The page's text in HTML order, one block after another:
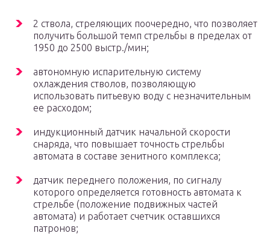
2 ствола, стреляющих поочередно, что позволяет
получить большой темп стрельбы в пределах от
1950 до 2500 выстр./мин;
автономную испарительную систему
охлаждения стволов, позволяющую
использовать питьевую воду с незначительным
ее расходом;
индукционный датчик начальной скорости
снаряда, что повышает точность стрельбы
автомата в составе зенитного комплекса;
датчик переднего положения, по сигналу
которого определяется готовность автомата к
стрельбе (положение подвижных частей
автомата) и работает счетчик оставшихся
патронов;